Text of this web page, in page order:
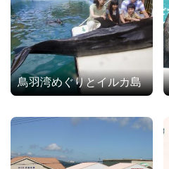
鳥羽湾めぐりとイルカ島